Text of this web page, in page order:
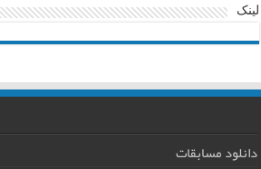
لینک
دانلود مسابقات